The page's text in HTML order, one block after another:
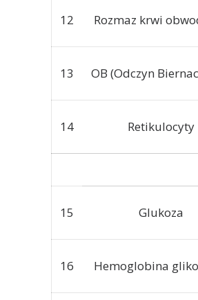
12 Rozmaz krwi
13 OB (Odczyn
14 Retikulocyty
15 Glukoza
16 Hemoglobina